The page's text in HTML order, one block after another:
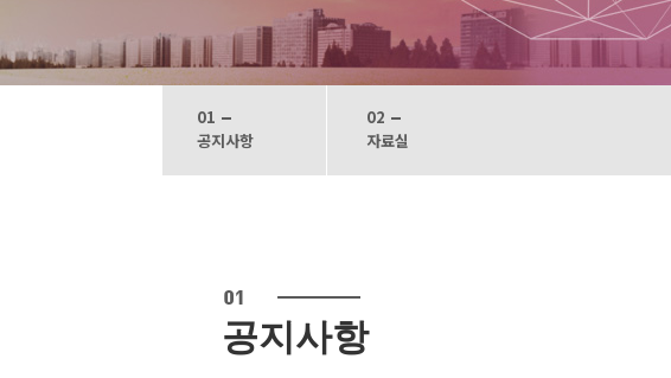
01
공지사항
02
자료실
공지사항